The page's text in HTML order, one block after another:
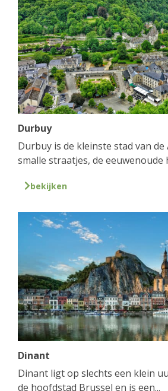
Durbuy
Durbuy is de kleinste stad van de
smalle straatjes, de eeuwenoude
bekijken
Dinant
Dinant ligt op slechts een klein
de hoofdstad Brussel en is een...